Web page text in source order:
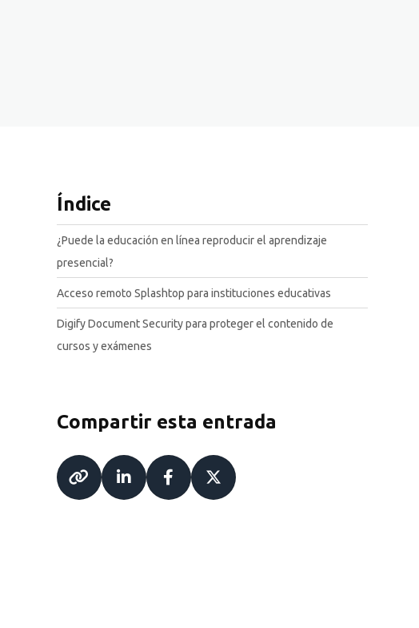
Índice
¿Puede la educación en línea reproducir el aprendizaje
presencial?
Acceso remoto Splashtop para instituciones educativas
Digify Document Security para proteger el contenido de
cursos y exámenes
Compartir esta entrada